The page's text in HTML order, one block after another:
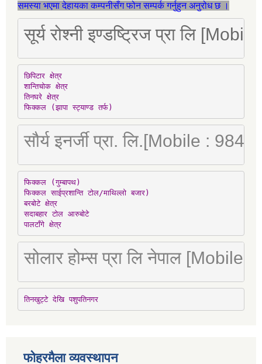
समस्या भएमा देहायका कम्पनीसँग फोन सम्पर्क गर्नुहुन अनुरोध छ ।
सूर्य रोश्नी इण्डष्ट्रिज प्रा लि
छिपिटार क्षेत्र
शान्तिचोक क्षेत्र
तिनघरे क्षेत्र
फिक्कल (झापा स्ट्याण्ड तर्फ)
सौर्य इनर्जी प्रा. लि.[Mobile :
फिक्कल (गुम्बापथ)
फिक्कल साईप्रशान्ति टोल/माथिल्लो बजार)
बरबोटे क्षेत्र
सदाबहार टोल आरुबोटे
पालटाँगे क्षेत्र
सोलार होम्स प्रा लि नेपाल [Mobile
तिनखुट्टे देखि पशुपतिनगर
फोहरमैला व्यवस्थापन